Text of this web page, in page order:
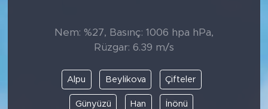
Nem: %27, Basınç: 1006 hpa hPa,
Rüzgar: 6.39 m/s
Alpu Beylikova Çifteler
Günyüzü Han İnönü